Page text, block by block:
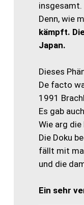
insgesamt.
Denn, wie
kämpft.
Japan.
Dieses
De facto
1991
Es gab
Wie arg die
Die Doku
fällt mit
und die
Ein sehr